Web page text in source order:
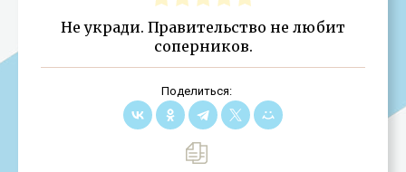
Не укради. Правительство не любит
соперников.
Поделиться: